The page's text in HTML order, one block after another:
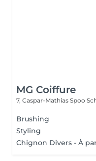
MG Coiffure
7, Caspar-Mathias Spoo
Brushing
Styling
Chignon Divers - À